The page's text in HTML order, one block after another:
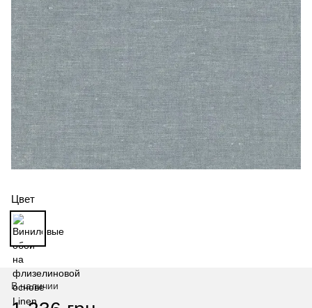
Цвет
В наличии